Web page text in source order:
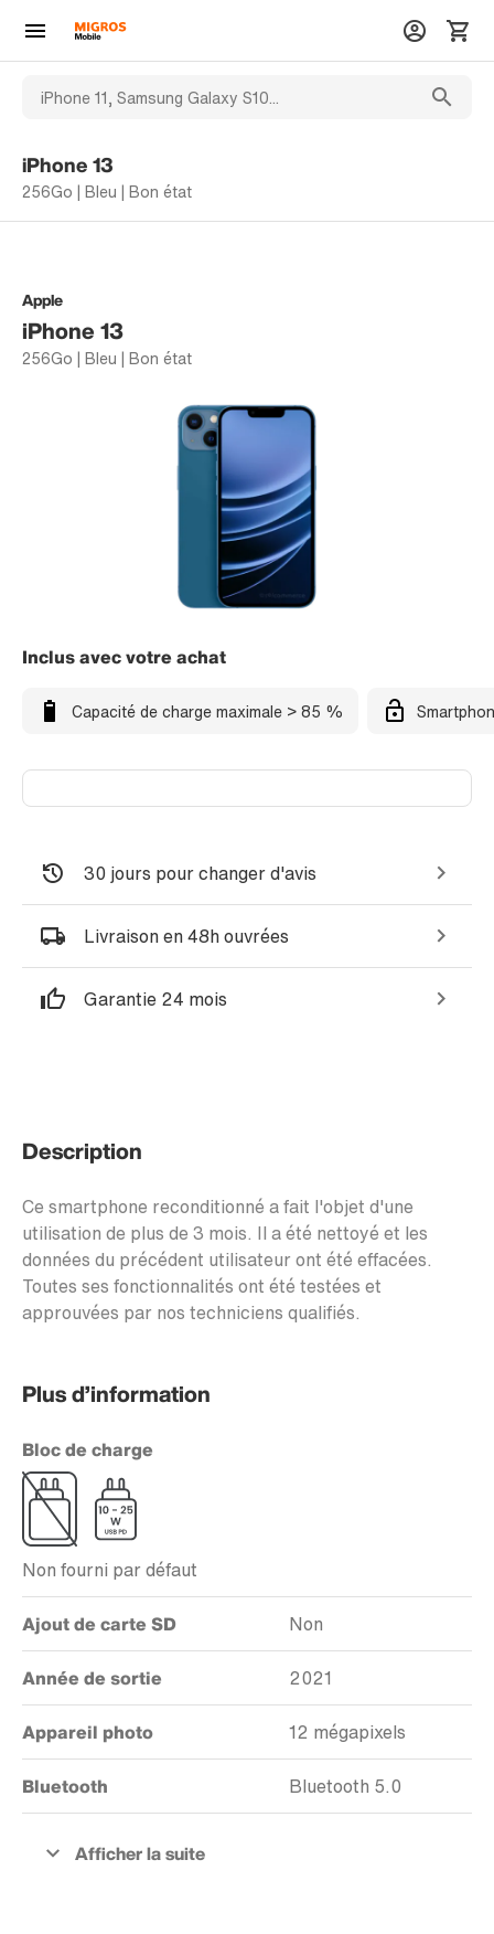
iPhone 13
256Go | Bleu | Bon état
Apple
iPhone 13
256Go | Bleu | Bon état
Inclus avec votre achat
Capacité de charge maximale > 85 %
30 jours pour changer d'avis
Livraison en 48h ouvrées
Garantie 24 mois
Description
Ce smartphone reconditionné a fait l'objet d'une
utilisation de plus de 3 mois. Il a été nettoyé et les
données du précédent utilisateur ont été effacées.
Toutes ses fonctionnalités ont été testées et
approuvées par nos techniciens qualifiés.
Plus d’information
Bloc de charge
Non fourni par défaut
Ajout de carte SD Non
Année de sortie 2021
Appareil photo 12 mégapixels
Bluetooth Bluetooth 5.0